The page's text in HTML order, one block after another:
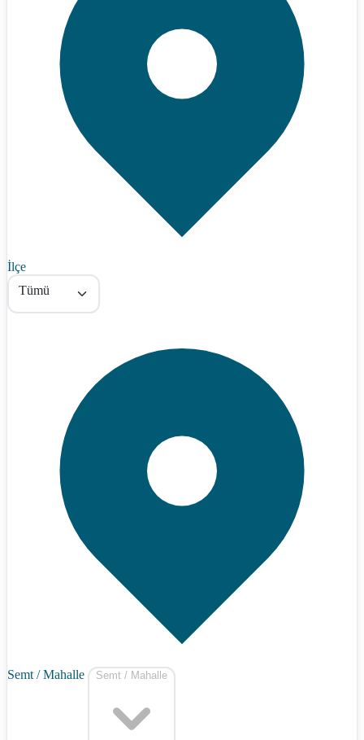
İlçe
Tümü
Semt / Mahalle Semt / Mahalle